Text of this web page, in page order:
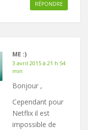
RÉPONDRE
ME :)
3 avril 2015 à 21 h 54
min
Bonjour ,
Cependant pour
Netflix il est
impossible de